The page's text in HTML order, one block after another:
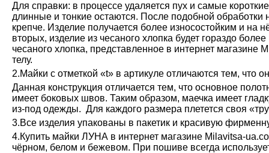
Для справки: в процессе удаляется пух и самые
длинные и тонкие остаются. После подобной обработки
крепче. Изделие получается более износостойким и на
вторых, изделие из чесаного хлопка будет гораздо
чесаного хлопка, представленное в интернет магазине
телу.
2.Майки с отметкой «t» в артикуле отличаются тем, что
Данная конструкция отличается тем, что основное
имеет боковых швов. Таким образом, маечка имеет
из-под одежды. Для каждого размера плетется своя
3.Все изделия упакованы в пакетик и красивую
4.Купить майки ЛУНА в интернет магазине Milavitsa-
чёрном, белом и бежевом. При пошиве всегда